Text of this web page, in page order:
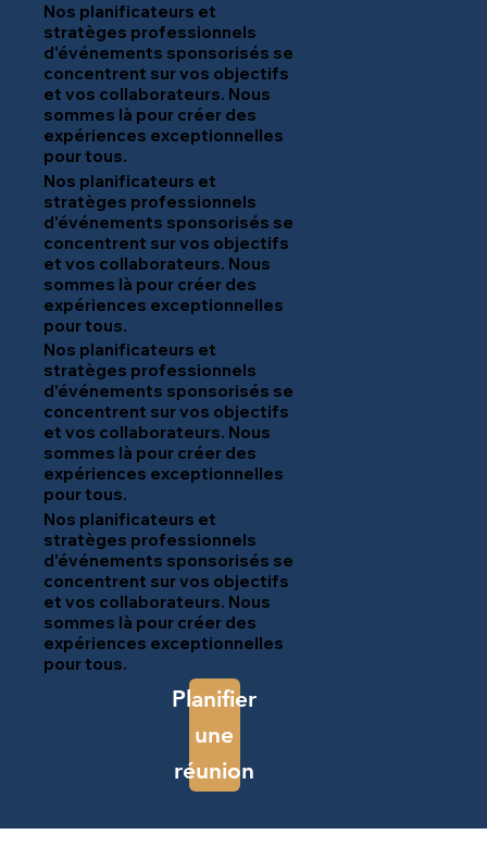
Nos planificateurs et
stratèges professionnels
d'événements sponsorisés se
concentrent sur vos objectifs
et vos collaborateurs. Nous
sommes là pour créer des
expériences exceptionnelles
pour tous.
Nos planificateurs et
stratèges professionnels
d'événements sponsorisés se
concentrent sur vos objectifs
et vos collaborateurs. Nous
sommes là pour créer des
expériences exceptionnelles
pour tous.
Nos planificateurs et
stratèges professionnels
d'événements sponsorisés se
concentrent sur vos objectifs
et vos collaborateurs. Nous
sommes là pour créer des
expériences exceptionnelles
pour tous.
Nos planificateurs et
stratèges professionnels
d'événements sponsorisés se
concentrent sur vos objectifs
et vos collaborateurs. Nous
sommes là pour créer des
expériences exceptionnelles
pour tous.
Planifier
une
réunion